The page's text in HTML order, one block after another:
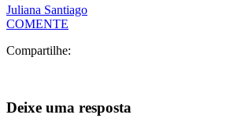
O seu endereço de e-mail não será publicado.
Comentário